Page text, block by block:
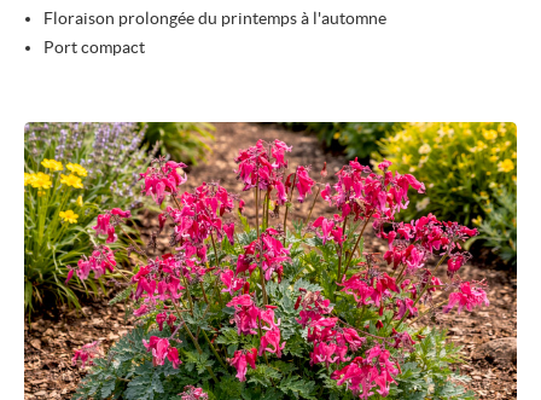
Floraison prolongée du printemps à l'automne
Port compact